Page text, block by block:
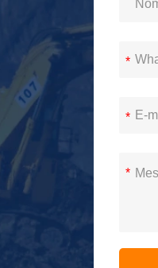
*
*
*